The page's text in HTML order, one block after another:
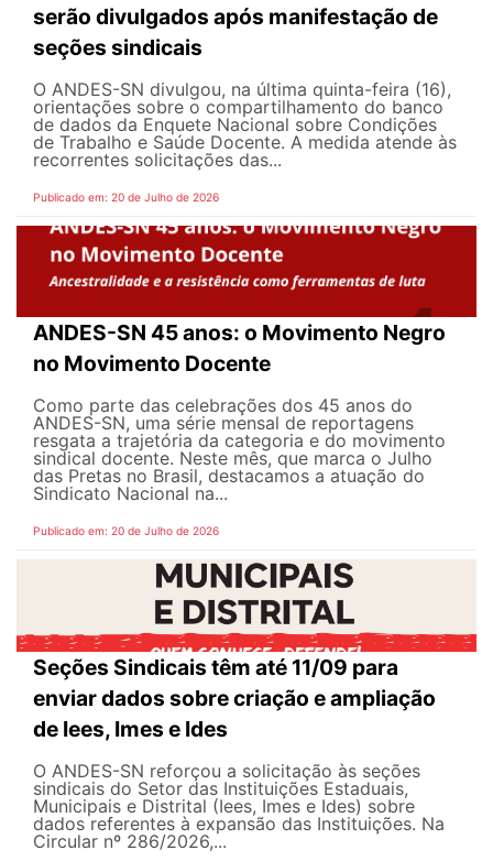
serão divulgados após manifestação de
seções sindicais
O ANDES-SN divulgou, na última quinta-feira (16),
orientações sobre o compartilhamento do banco
de dados da Enquete Nacional sobre Condições
de Trabalho e Saúde Docente. A medida atende às
recorrentes solicitações das...
Publicado em: 20 de Julho de 2026
ANDES-SN 45 anos: o Movimento Negro
no Movimento Docente
Como parte das celebrações dos 45 anos do
ANDES-SN, uma série mensal de reportagens
resgata a trajetória da categoria e do movimento
sindical docente. Neste mês, que marca o Julho
das Pretas no Brasil, destacamos a atuação do
Sindicato Nacional na...
Publicado em: 20 de Julho de 2026
Seções Sindicais têm até 11/09 para
enviar dados sobre criação e ampliação
de Iees, Imes e Ides
O ANDES-SN reforçou a solicitação às seções
sindicais do Setor das Instituições Estaduais,
Municipais e Distrital (Iees, Imes e Ides) sobre
dados referentes à expansão das Instituições. Na
Circular nº 286/2026,...